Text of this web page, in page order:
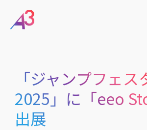
「ジャンプフェス
2025」に「eeo
出展